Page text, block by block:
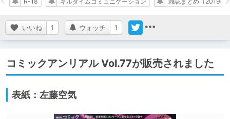
いいね 1 ウォッチ 1
コミックアンリアル Vol.77が販売されました
表紙：左藤空気